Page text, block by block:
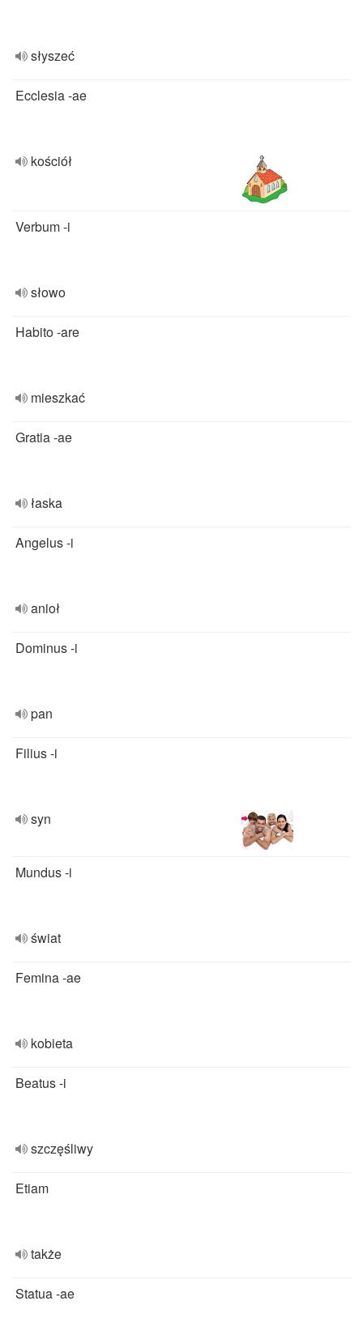
słyszeć
Ecclesia -ae
kościół
Verbum -i
słowo
Habito -are
mieszkać
Gratia -ae
łaska
Angelus -i
anioł
Dominus -i
pan
Filius -i
syn
Mundus -i
świat
Femina -ae
kobieta
Beatus -i
szczęśliwy
Etiam
także
Statua -ae